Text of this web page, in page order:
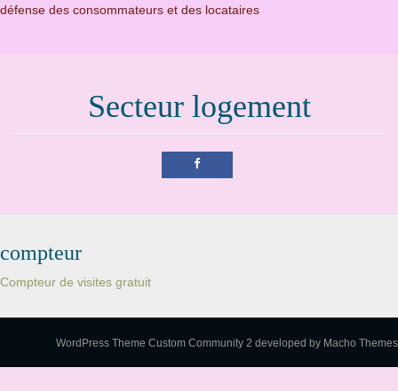
défense des consommateurs et des locataires
Secteur logement
compteur
Compteur de visites gratuit
WordPress Theme Custom Community 2 developed by Macho Themes